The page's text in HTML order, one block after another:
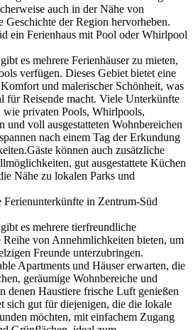
auch in der Nähe von
Geschichte der Region hervorheben.
ein Ferienhaus mit Pool oder Whirlpool
es mehrere Ferienhäuser zu mieten,
verfügen. Dieses Gebiet bietet eine
und malerischer Schönheit, was
für Reisende macht. Viele Unterkünfte
privaten Pools, Whirlpools,
und voll ausgestatteten Wohnbereichen
nach einem Tag der Erkundung
können auch zusätzliche
gut ausgestattete Küchen
Nähe zu lokalen Parks und
in Zentrum-Süd
es mehrere tierfreundliche
von Annehmlichkeiten bieten, um
Freunde unterzubringen.
Apartments und Häuser erwarten, die
geräumige Wohnbereiche und
denen Haustiere frische Luft genießen
sich gut für diejenigen, die die lokale
möchten, mit einfachem Zugang